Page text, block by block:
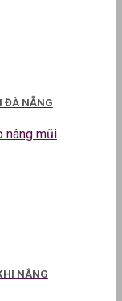
ĐÀ NẴNG
nâng mũi
NÂNG